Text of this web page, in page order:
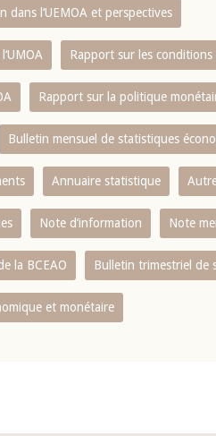
dans l‘UEMOA et perspectives
Rapport sur les conditions
Rapport sur la politique
Bulletin mensuel de statistiques
Annuaire statistique
Note d’information Note
la BCEAO Bulletin trimestriel de
et monétaire